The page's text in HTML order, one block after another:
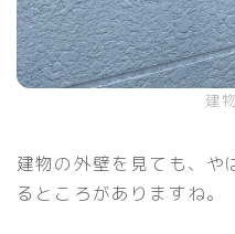
建
建物の外壁を見ても、や
るところがありますね。